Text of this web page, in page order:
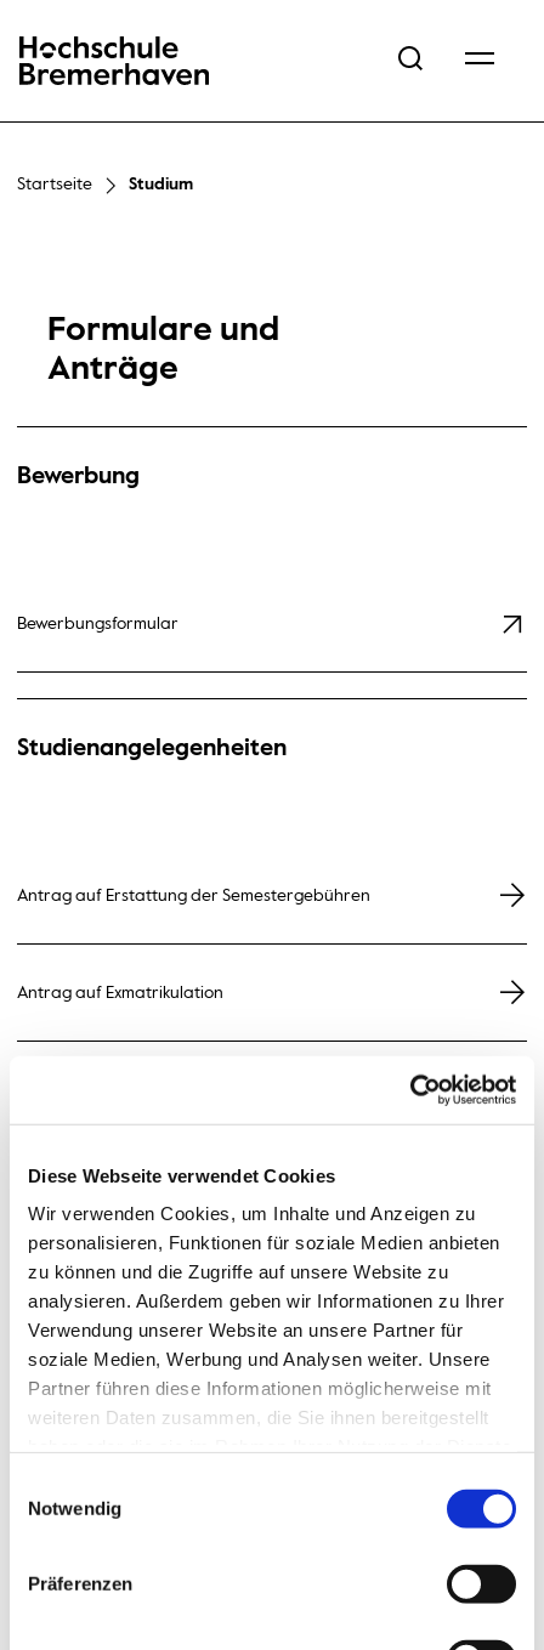
Diese Webseite verwendet Cookies
Wir verwenden Cookies, um Inhalte und Anzeigen zu
personalisieren, Funktionen für soziale Medien anbieten
zu können und die Zugriffe auf unsere Website zu
analysieren. Außerdem geben wir Informationen zu Ihrer
Verwendung unserer Website an unsere Partner für
soziale Medien, Werbung und Analysen weiter. Unsere
Partner führen diese Informationen möglicherweise mit
weiteren Daten zusammen, die Sie ihnen bereitgestellt
Notwendig
Präferenzen
Hochschule Bremerhaven
Startseite Studium
Formulare und
Anträge
Bewerbung
Bewerbungsformular
Studienangelegenheiten
Antrag auf Erstattung der Semestergebühren
Antrag auf Exmatrikulation
Antrag auf Teilzeitstudium
Prüfungsangelegenheiten
Erklaerung zum Pruefungsruecktritt bei Krankheit